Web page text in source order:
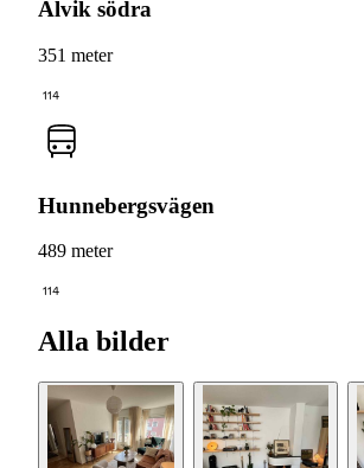
Alvik södra
351 meter
114
Hunnebergsvägen
489 meter
114
Alla bilder